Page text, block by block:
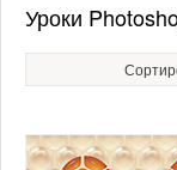
Уроки